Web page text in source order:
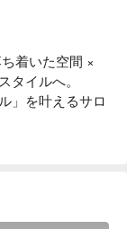
着いた空間 ×
イルへ。
」を叶えるサロ
りを目指しま
ケアを試して
アットホーム